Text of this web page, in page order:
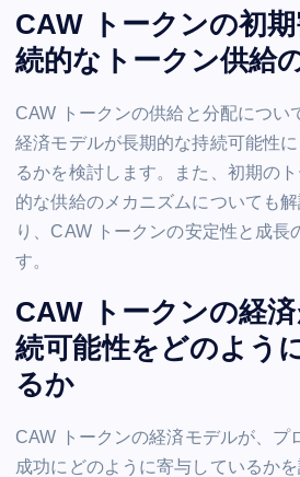
CAW トークンの初
続的なトークン供給
CAW トークンの供給と分配につい
経済モデルが長期的な持続可能性
るかを検討します。また、初期の
的な供給のメカニズムについても
り、CAW トークンの安定性と成長
す。
CAW トークンの経
続可能性をどのよう
るか
CAW トークンの経済モデルが、プ
成功にどのように寄与しているかを